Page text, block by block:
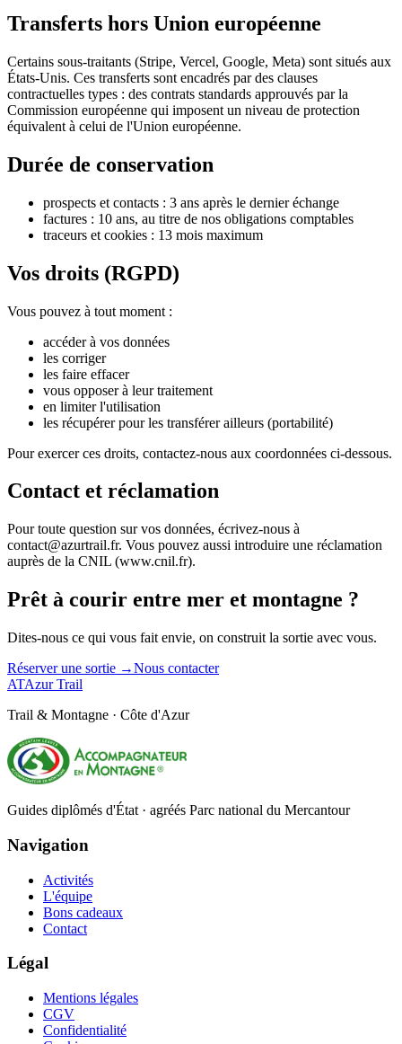
Transferts hors Union européenne
Certains sous-traitants (Stripe, Vercel, Google, Meta) sont situés aux
États-Unis. Ces transferts sont encadrés par des clauses
contractuelles types : des contrats standards approuvés par la
Commission européenne qui imposent un niveau de protection
équivalent à celui de l'Union européenne.
Durée de conservation
prospects et contacts : 3 ans après le dernier échange
factures : 10 ans, au titre de nos obligations comptables
traceurs et cookies : 13 mois maximum
Vos droits (RGPD)
Vous pouvez à tout moment :
accéder à vos données
les corriger
les faire effacer
vous opposer à leur traitement
en limiter l'utilisation
les récupérer pour les transférer ailleurs (portabilité)
Pour exercer ces droits, contactez-nous aux coordonnées ci-dessous.
Contact et réclamation
Pour toute question sur vos données, écrivez-nous à
contact@azurtrail.fr. Vous pouvez aussi introduire une réclamation
auprès de la CNIL (www.cnil.fr).
Prêt à courir entre mer et montagne ?
Dites-nous ce qui vous fait envie, on construit la sortie avec vous.
Réserver une sortie →Nous contacter
ATAzur Trail
Trail & Montagne · Côte d'Azur
Guides diplômés d'État · agréés Parc national du Mercantour
Navigation
Activités
L'équipe
Bons cadeaux
Contact
Légal
Mentions légales
CGV
Confidentialité